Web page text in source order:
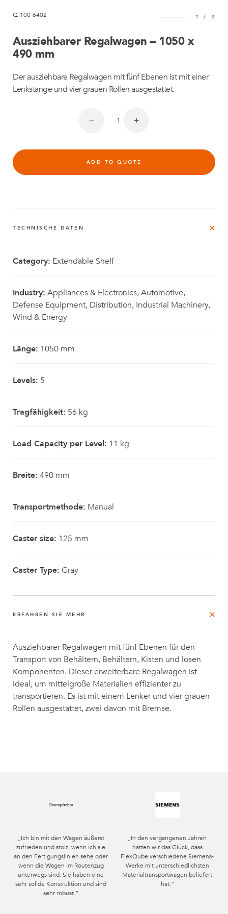
Q-100-6402 1 / 2
Ausziehbarer Regalwagen – 1050 x
490 mm
Der ausziehbare Regalwagen mit fünf Ebenen ist mit einer
Lenkstange und vier grauen Rollen ausgestattet.
ADD TO QUOTE
TECHNISCHE DATEN
Category: Extendable Shelf
Industry: Appliances & Electronics, Automotive,
Defense Equipment, Distribution, Industrial Machinery,
Wind & Energy
Länge: 1050 mm
Levels: 5
Tragfähigkeit: 56 kg
Load Capacity per Level: 11 kg
Breite: 490 mm
Transportmethode: Manual
Caster size: 125 mm
Caster Type: Gray
ERFAHREN SIE MEHR
Ausziehbarer Regalwagen mit fünf Ebenen für den
Transport von Behältern, Behältern, Kisten und losen
Komponenten. Dieser erweiterbare Regalwagen ist
ideal, um mittelgroße Materialien effizienter zu
transportieren. Es ist mit einem Lenker und vier grauen
Rollen ausgestattet, zwei davon mit Bremse.
„Ich bin mit den Wagen äußerst
zufrieden und stolz, wenn ich sie
an den Fertigungslinien sehe oder
wenn die Wagen im Routenzug
unterwegs sind. Sie haben eine
sehr solide Konstruktion und sind
sehr robust.“
„In den vergangenen Jahren
hatten wir das Glück, dass
FlexQube verschiedene Siemens-
Werke mit unterschiedlichsten
Materialtransportwagen beliefert
hat.“